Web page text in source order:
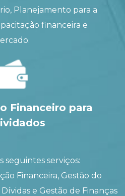
Planejamento para a
financeira e
Financeiro para
seguintes serviços:
Financeira, Gestão do
e Gestão de Finanças